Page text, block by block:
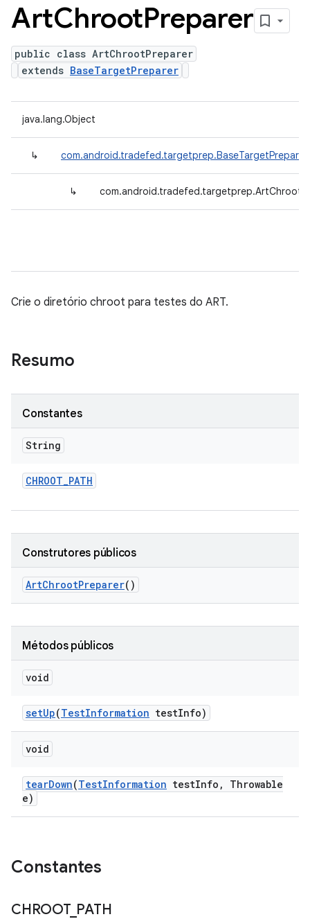
ArtChrootPreparer
public class ArtChrootPreparer
extends BaseTargetPreparer
java.lang.Object
↳ com.android.tradefed.targetprep.BaseTargetPreparer
↳
Crie o diretório chroot para testes do ART.
Resumo
Constantes
String
CHROOT_PATH
Construtores públicos
ArtChrootPreparer()
Métodos públicos
void
setUp(TestInformation testInfo)
void
tearDown(TestInformation testInfo ,
Throwable
e)
Constantes
CHROOT_ PATH